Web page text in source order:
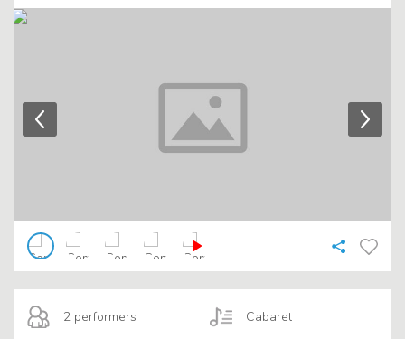
2 performers Cabaret